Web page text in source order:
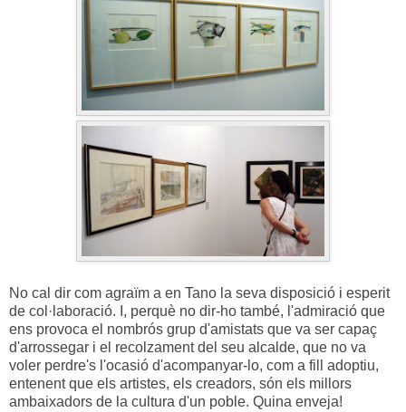
No cal dir com agraïm a en Tano la seva disposició i esperit
de col·laboració. I, perquè no dir-ho també, l'admiració que
ens provoca el nombrós grup d'amistats que va ser capaç
d'arrossegar i el recolzament del seu alcalde, que no va
voler perdre's l'ocasió d'acompanyar-lo, com a fill adoptiu,
entenent que els artistes, els creadors, són els millors
ambaixadors de la cultura d'un poble. Quina enveja!